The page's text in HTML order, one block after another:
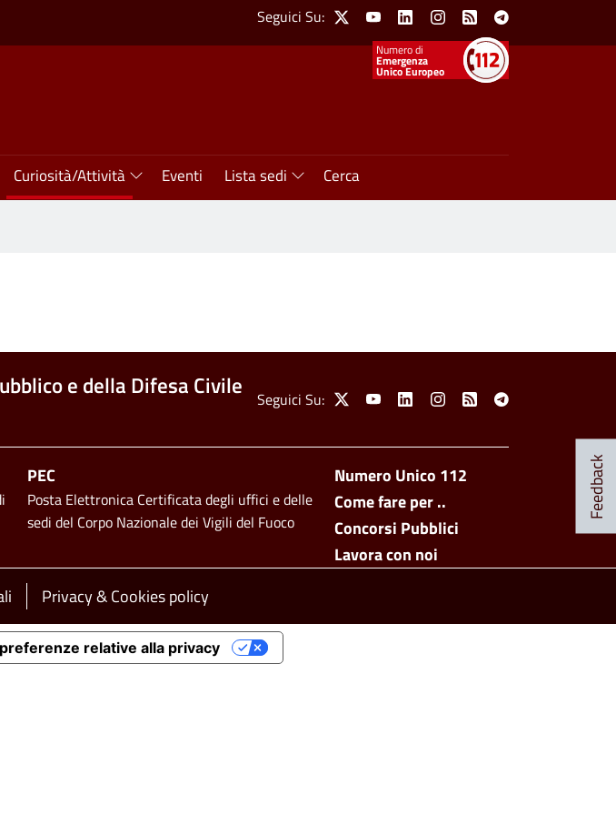
Social Menu
Seguici Su: X YoutubeLinkedinInstagram
Feed Telegram
Emergenza
Unico Europeo
Curiosità/Attività Eventi Lista sedi Cerca
Feedback
e della Difesa Civile Social Menu
Seguici Su: X YoutubeLinkedinInstagram
Feed Telegram
Footer side
Numero Unico 112
Come fare per ..
Concorsi Pubblici
Lavora con noi
PEC
Posta Elettronica Certificata degli uffici e delle
sedi del Corpo Nazionale dei Vigili del Fuoco
Privacy & Cookies policy
relative alla privacy